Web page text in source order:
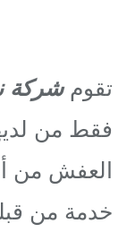
تقومشركة
فقط من
العفش من
خدمة من